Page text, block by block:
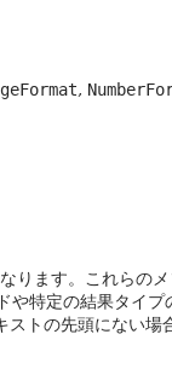
,
ります。これらの
や特定の結果タイプ
トの先頭にない場